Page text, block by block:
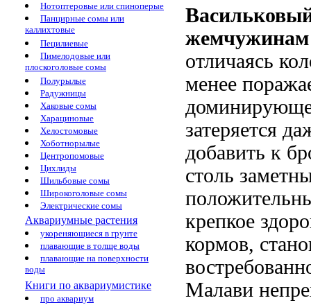
Нотоптеровые или спиноперые
Панцирные сомы или
каллихтовые
Пецилиевые
Пимелодовые или
плоскоголовые сомы
Полурылые
Радужницы
Хаковые сомы
Харациновые
Хелостомовые
Хоботнорылые
Центропомовые
Цихлиды
Шильбовые сомы
Широкоголовые сомы
Электрические сомы
Аквариумные растения
укореняющиеся в грунте
плавающие в толще воды
плавающие на поверхности
воды
Книги по аквариумистике
про аквариум
жемчужинам
отличаясь
менее
затеряется
добавить к
столь
крепкое
кормов,
Малави